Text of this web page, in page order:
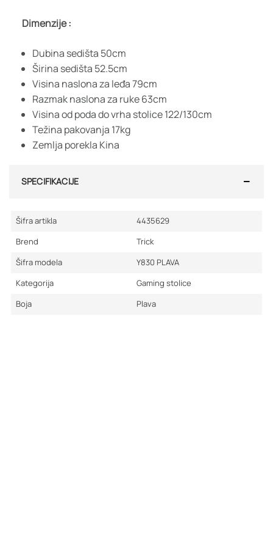
Dimenzije :
Dubina sedišta 50cm
Širina sedišta 52.5cm
Visina naslona za leđa 79cm
Razmak naslona za ruke 63cm
Visina od poda do vrha stolice 122/130cm
Težina pakovanja 17kg
Zemlja porekla Kina
SPECIFIKACIJE
Šifra artikla
4435629
Brend
Trick
Šifra modela
Y830 PLAVA
Kategorija
Gaming stolice
Boja
Plava